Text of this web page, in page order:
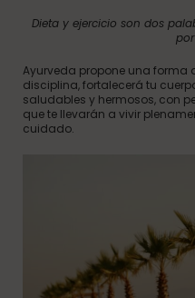
Dieta y ejercicio son dos
Ayurveda propone una forma
disciplina, fortalecerá tu
saludables y hermosos, con
que te llevarán a vivir
cuidado.